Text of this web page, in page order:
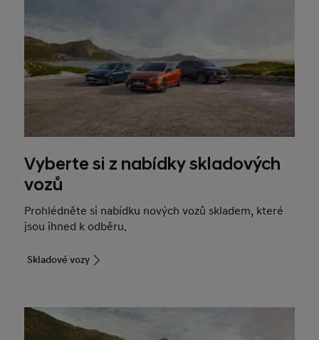
Vyberte si z nabídky skladových
vozů
Prohlédněte si nabídku nových vozů skladem, které
jsou ihned k odběru.
Skladové vozy